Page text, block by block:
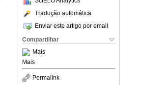
Tradução automática
Enviar este artigo por email
Compartilhar
Mais
Mais
Permalink